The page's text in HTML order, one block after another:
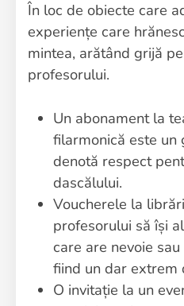
În loc de obiecte care
experiențe care
mintea, arătând grijă
profesorului.
Un abonament la
filarmonică este un
denotă respect
dascălului.
Voucherele la
profesorului să își
care are nevoie
fiind un dar extrem
O invitație la un